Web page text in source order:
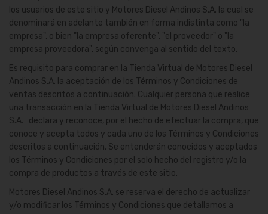
los usuarios de este sitio y Motores Diesel Andinos S.A. la cual se
denominará en adelante también en forma indistinta como "la
empresa", o bien "la empresa oferente", "el proveedor" o "la
empresa proveedora", según convenga al sentido del texto.
Es requisito para comprar en la Tienda Virtual de Motores Diesel
Andinos S.A. la aceptación de los Términos y Condiciones de
ventas descritos a continuación. Cualquier persona que realice
una transacción en la Tienda Virtual de Motores Diesel Andinos
S.A. declara y reconoce, por el hecho de efectuar la compra, que
conoce y acepta todos y cada uno de los Términos y Condiciones
descritos a continuación. Se entenderán conocidos y aceptados
los Términos y Condiciones por el solo hecho del registro y/o la
compra de productos a través de este sitio.
Motores Diesel Andinos S.A. se reserva el derecho de actualizar
y/o modificar los Términos y Condiciones que detallamos a